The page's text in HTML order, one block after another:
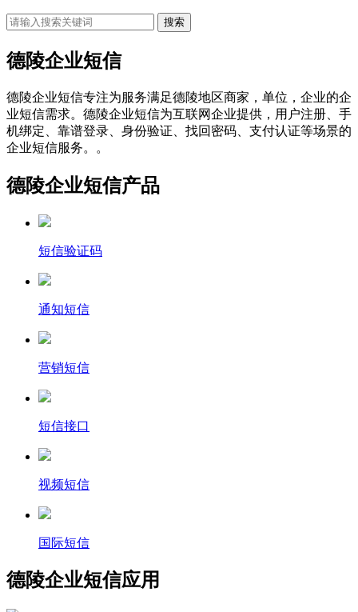
搜索
德陵企业短信
德陵企业短信专注为服务满足德陵地区商家，单位，企业的企
业短信需求。德陵企业短信为互联网企业提供，用户注册、手
机绑定、靠谱登录、身份验证、找回密码、支付认证等场景的
企业短信服务。。
德陵企业短信产品
短信验证码
通知短信
营销短信
短信接口
视频短信
国际短信
德陵企业短信应用